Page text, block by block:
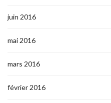
juin 2016
mai 2016
mars 2016
février 2016